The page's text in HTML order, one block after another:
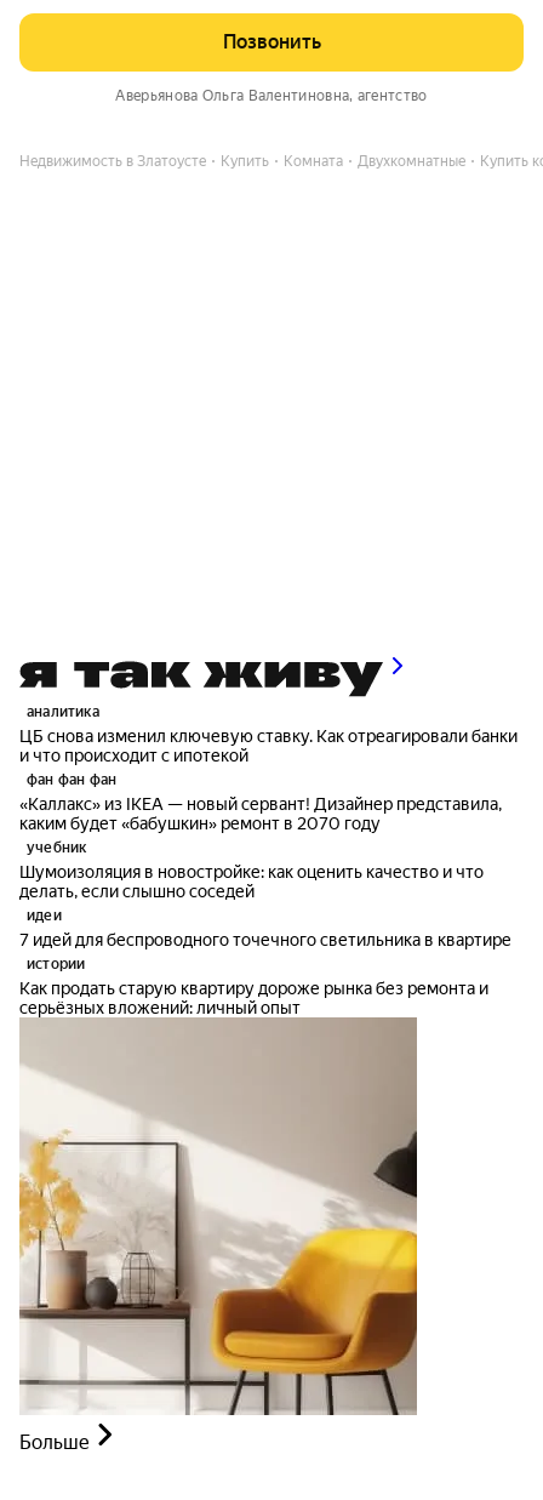
Позвонить
Аверьянова Ольга Валентиновна, агентство
Недвижимость в Златоусте Купить Комната Двухкомнатные Купить
аналитика
ЦБ снова изменил ключевую ставку. Как отреагировали банки
и что происходит с ипотекой
фан фан фан
«Каллакс» из IKEA — новый сервант! Дизайнер представила,
каким будет «бабушкин» ремонт в 2070 году
учебник
Шумоизоляция в новостройке: как оценить качество и что
делать, если слышно соседей
идеи
7 идей для беспроводного точечного светильника в квартире
истории
Как продать старую квартиру дороже рынка без ремонта и
серьёзных вложений: личный опыт
Больше